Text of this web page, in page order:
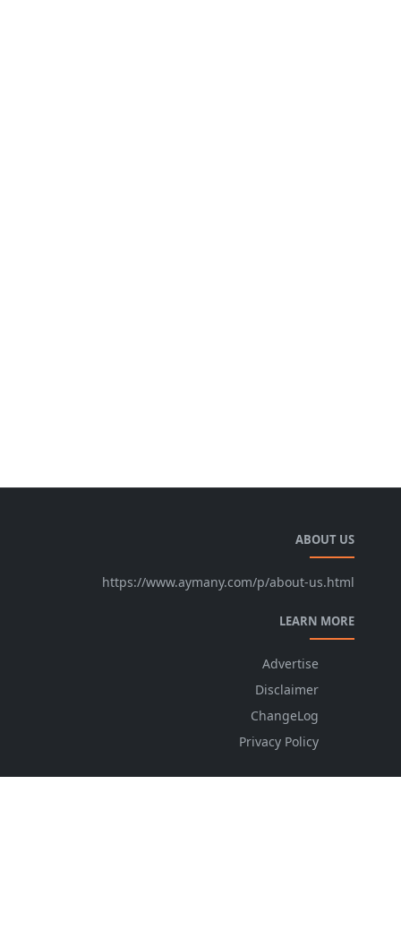
ABOUT US
https://www.aymany.com/p/about-us.html
LEARN MORE
Advertise
Disclaimer
ChangeLog
Privacy Policy